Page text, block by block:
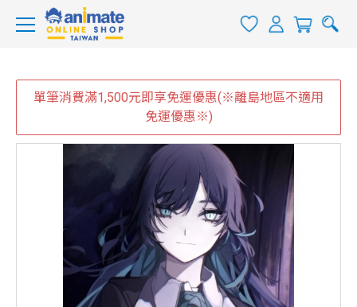
單筆消費滿1,500元即享免運優惠(※離島地區不適用
免運優惠※)